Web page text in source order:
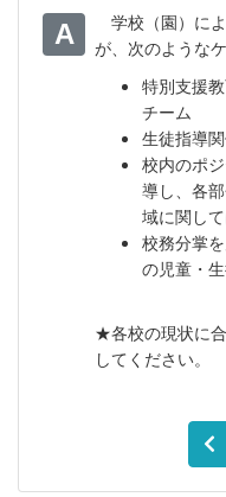
A
学校（園）に
が、次のような
特別支援
チーム
生徒指導
校内のポ
導し、各
域に関し
校務分掌
の児童・生
★各校の現状に
してください。